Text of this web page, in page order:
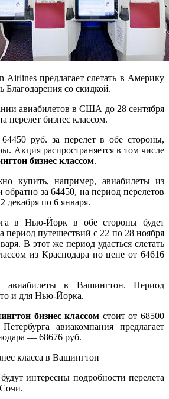
Airlines предлагает слетать в Америку
Благодарения со скидкой.
авиабилетов в США до 28 сентября
перелет бизнес классом.
руб. за перелет в обе стороны,
Акция распространяется в том числе
бизнес классом.
купить, например, авиабилеты из
за 64450, на период перелетов
декабря по 6 января.
в Нью-Йорк в обе стороны будет
период путешествий с 22 по 28 ноября
В этот же период удасться слетать
из Краснодара по цене от 64616
авиабилеты в Вашингтон. Период
и для Нью-Йорка.
бизнес классом стоит от 68500
авиакомпания предлагает
— 68676 руб.
класса в Вашингтон
интересны подробности перелета